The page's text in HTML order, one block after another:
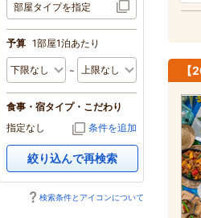
部屋タイプを指定
予算 1部屋1泊あたり
食事・宿タイプ・こだわり
指定なし
条件を追加
絞り込んで再検索
検索条件とアイコンについて